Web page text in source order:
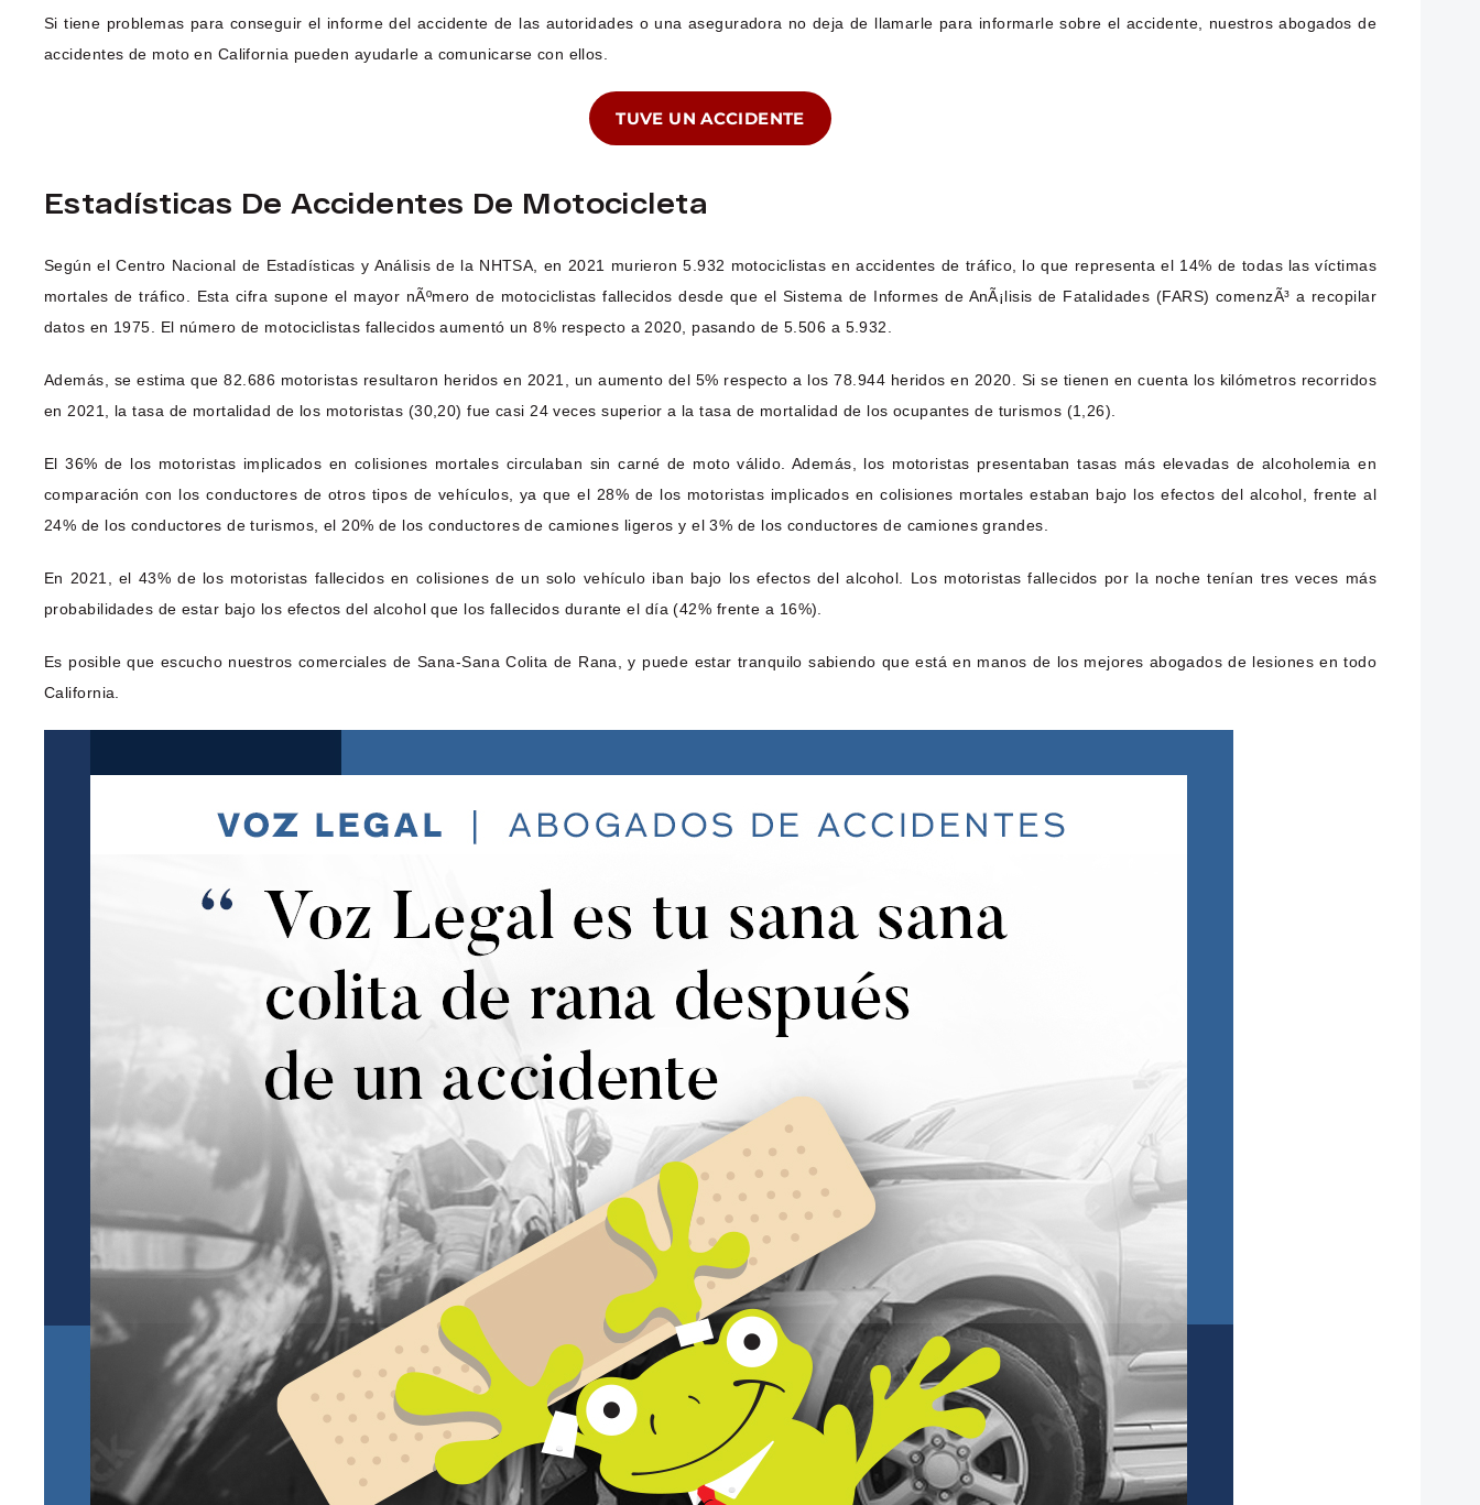
Si tiene problemas para conseguir el informe del accidente de las autoridades o una aseguradora no deja de llamarle para informarle sobre el accidente, nuestros abogados de
accidentes de moto en California pueden ayudarle a comunicarse con ellos.
TUVE UN ACCIDENTE
Estadísticas De Accidentes De Motocicleta
Según el Centro Nacional de Estadísticas y Análisis de la NHTSA, en 2021 murieron 5.932 motociclistas en accidentes de tráfico, lo que representa el 14% de todas las víctimas
mortales de tráfico. Esta cifra supone el mayor nÃºmero de motociclistas fallecidos desde que el Sistema de Informes de AnÃ¡lisis de Fatalidades (FARS) comenzÃ³ a recopilar
datos en 1975. El número de motociclistas fallecidos aumentó un 8% respecto a 2020, pasando de 5.506 a 5.932.
Además, se estima que 82.686 motoristas resultaron heridos en 2021, un aumento del 5% respecto a los 78.944 heridos en 2020. Si se tienen en cuenta los kilómetros recorridos
en 2021, la tasa de mortalidad de los motoristas (30,20) fue casi 24 veces superior a la tasa de mortalidad de los ocupantes de turismos (1,26).
El 36% de los motoristas implicados en colisiones mortales circulaban sin carné de moto válido. Además, los motoristas presentaban tasas más elevadas de alcoholemia en
comparación con los conductores de otros tipos de vehículos, ya que el 28% de los motoristas implicados en colisiones mortales estaban bajo los efectos del alcohol, frente al
24% de los conductores de turismos, el 20% de los conductores de camiones ligeros y el 3% de los conductores de camiones grandes.
En 2021, el 43% de los motoristas fallecidos en colisiones de un solo vehículo iban bajo los efectos del alcohol. Los motoristas fallecidos por la noche tenían tres veces más
probabilidades de estar bajo los efectos del alcohol que los fallecidos durante el día (42% frente a 16%).
Es posible que escucho nuestros comerciales de Sana-Sana Colita de Rana, y puede estar tranquilo sabiendo que está en manos de los mejores abogados de lesiones en todo
California.